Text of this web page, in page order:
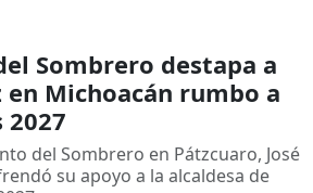
Sombrero destapa a
en Michoacán rumbo a
2027
del Sombrero en Pátzcuaro, José
su apoyo a la alcaldesa de